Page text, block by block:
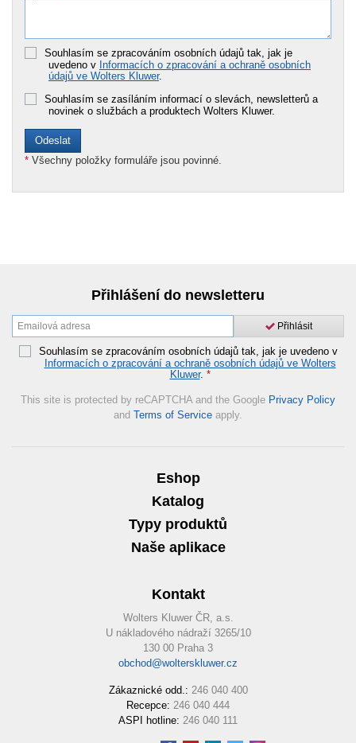
Souhlasím se zpracováním osobních údajů tak, jak je
uvedeno v Informacích o zpracování a ochraně osobních
údajů ve Wolters Kluwer.
Souhlasím se zasíláním informací o slevách, newsletterů a
novinek o službách a produktech Wolters Kluwer.
* Všechny položky formuláře jsou povinné.
Přihlášení do newsletteru
Přihlásit
Souhlasím se zpracováním osobních údajů tak, jak je uvedeno v
Informacích o zpracování a ochraně osobních údajů ve Wolters
Kluwer. *
This site is protected by reCAPTCHA and the Google Privacy Policy
and Terms of Service apply.
Eshop
Katalog
Typy produktů
Naše aplikace
Kontakt
Wolters Kluwer ČR, a.s.
U nákladového nádraží 3265/10
130 00 Praha 3
obchod@wolterskluwer.cz
Zákaznické odd.: 246 040 400
Recepce: 246 040 444
ASPI hotline: 246 040 111